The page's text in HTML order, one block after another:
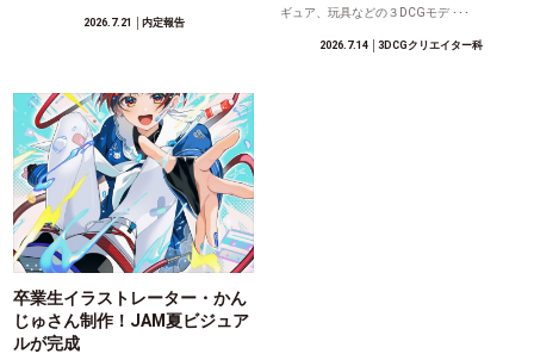
2026.7.21 │内定報告
ギュア、玩具などの３DCGモデ ･･･
2026.7.14│3DCGクリエイター科
卒業生イラストレーター・かん
じゅさん制作！JAM夏ビジュア
ルが完成